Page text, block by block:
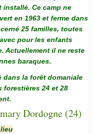
installé. Ce camp ne
en 1963 et ferme dans
25 familles, toutes
pour les enfants
Actuellement il ne reste
baraques.
la forêt domaniale
forestières 24 et 28